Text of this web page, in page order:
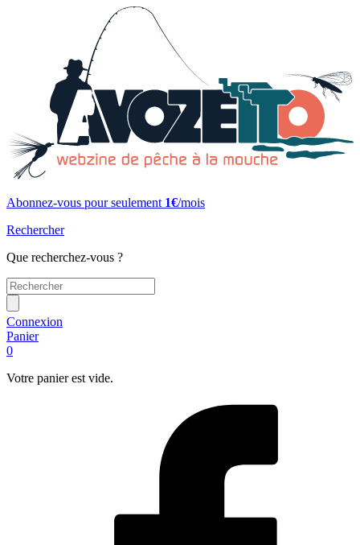
Abonnez-vous pour seulement 1€/mois
Rechercher
Que recherchez-vous ?
Connexion
Panier
0
Votre panier est vide.